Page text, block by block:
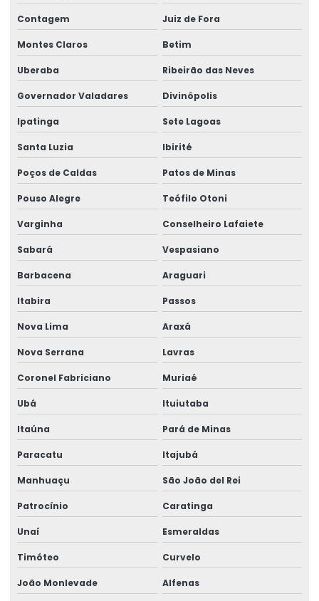
Fabricação De Etiquetas De Bopp Metalizado
Fabricante De Etiquetas Para Loja
Fabricante De Rótulos Adesivos Personalizados
Fabricante De Rótulos Personalizados
Fornecedor De Etiqueta Balança Para Comércio
Fornecedor De Etiquetas Para Balança Comercial
Fornecedor De Etiquetas Para Indústria
Fornecedor De Etiquetas Térmicas
Fornecedores De Etiquetas Térmicas Personalizadas
Fornecimento De Ribbon Em Grandes Quantidades
Impressão De Etiquetas Adesivas
Impressão De Etiquetas Adesivas Personalizadas
Impressão De Rótulos Adesivos
Impressão De Rótulos Adesivos Personalizados
Impressão Rápida De Rótulos Personalizados
Impressora De Etiquetas Zebra
Impressora Etiqueta Termica
Impressora Etiqueta Zebra
Contagem Juiz de Fora
Montes Claros Betim
Uberaba Ribeirão das Neves
Governador Valadares Divinópolis
Ipatinga Sete Lagoas
Santa Luzia Ibirité
Poços de Caldas Patos de Minas
Pouso Alegre Teófilo Otoni
Varginha Conselheiro Lafaiete
Sabará Vespasiano
Barbacena Araguari
Itabira Passos
Nova Lima Araxá
Nova Serrana Lavras
Coronel Fabriciano Muriaé
Ubá Ituiutaba
Itaúna Pará de Minas
Paracatu Itajubá
Manhuaçu São João del Rei
Patrocínio Caratinga
Unaí Esmeraldas
Timóteo Curvelo
João Monlevade Alfenas